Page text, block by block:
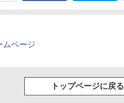
ムページ
トップページに戻る